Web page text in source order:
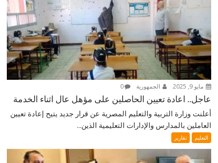
مايو 9, 2025 الجمهورية 0
عاجل.. اعادة تعيين الحاصلين على مؤهل عال اثناء الخدمة
أعلنت وزارة التربية والتعليم المصرية عن قرار جديد يتيح إعادة تعيين
العاملين بالمدارس والإدارات التعليمية الذين...
التعليم تقارير